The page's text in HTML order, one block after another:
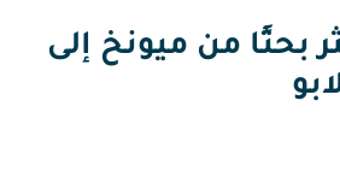
بحثًا من ميونخ إلى
و/أو وجهة) أو التفاعل مع